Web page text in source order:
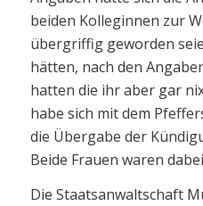
beiden Kolleginnen zur
übergriffig geworden
hätten, nach den
hatten die ihr aber gar
habe sich mit dem
die Übergabe der
Beide Frauen waren
Die Staatsanwaltschaft